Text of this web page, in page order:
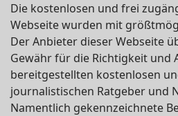
Die kostenlosen und frei
Webseite wurden mit
Der Anbieter dieser Webseite
Gewähr für die Richtigkeit und
bereitgestellten kostenlosen
journalistischen Ratgeber und
Namentlich gekennzeichnete